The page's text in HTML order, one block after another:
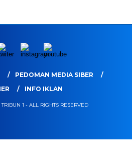
PEDOMAN MEDIA SIBER
INFO IKLAN
1 - ALL RIGHTS RESERVED